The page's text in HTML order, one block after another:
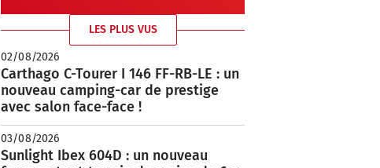
LES PLUS VUS
02/08/2026
Carthago C-Tourer I 146 FF-RB-LE : un
nouveau camping-car de prestige
avec salon face-face !
03/08/2026
Sunlight Ibex 604D : un nouveau